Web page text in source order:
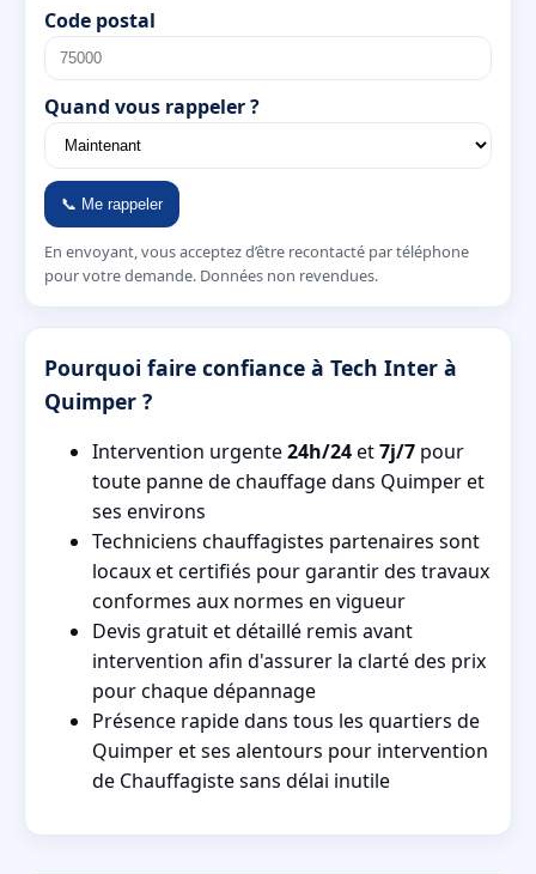
Code postal
Quand vous rappeler ?
📞 Me rappeler
En envoyant, vous acceptez d’être recontacté par téléphone
pour votre demande. Données non revendues.
Pourquoi faire confiance à Tech Inter à
Quimper ?
Intervention urgente24h/24et7j/7 pour
toute panne de chauffage dans Quimper et
ses environs
Techniciens chauffagistes partenaires sont
locaux et certifiés pour garantir des travaux
conformes aux normes en vigueur
Devis gratuit et détaillé remis avant
intervention afin d'assurer la clarté des prix
pour chaque dépannage
Présence rapide dans tous les quartiers de
Quimper et ses alentours pour intervention
de Chauffagiste sans délai inutile